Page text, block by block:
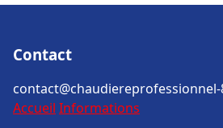
Contact
Accueil Informations